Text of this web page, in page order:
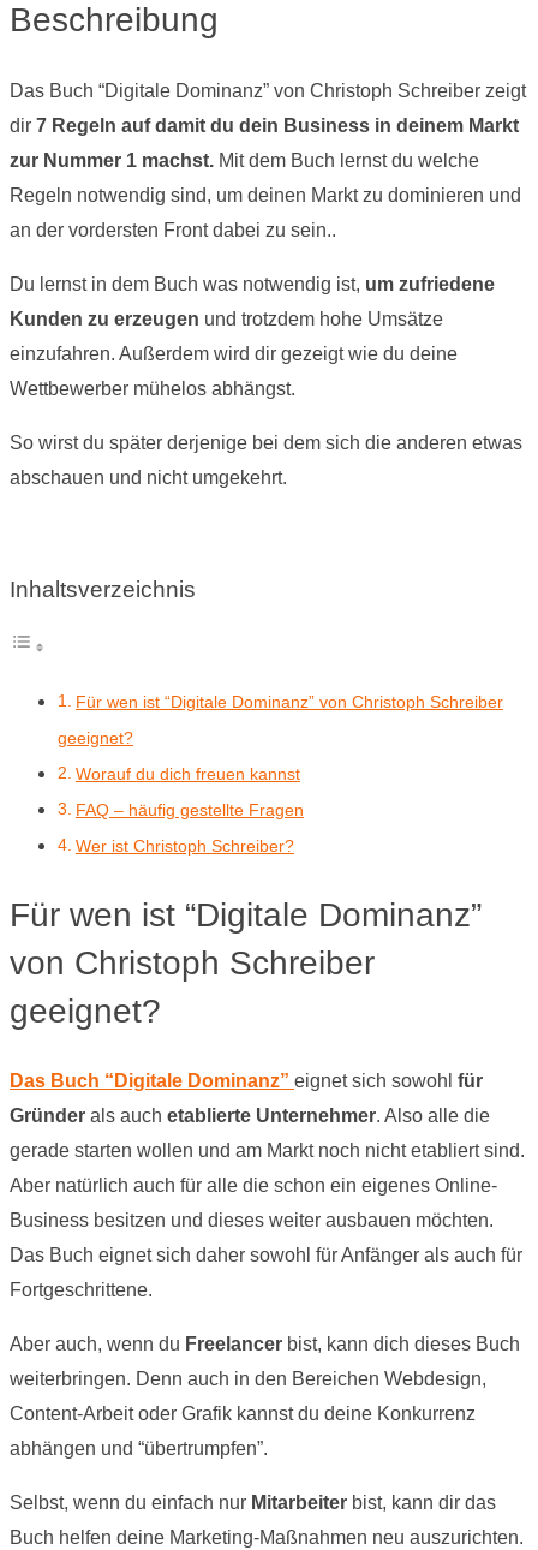
Beschreibung
Das Buch “Digitale Dominanz” von Christoph Schreiber zeigt
dir 7 Regeln auf damit du dein Business in deinem Markt
zur Nummer 1 machst. Mit dem Buch lernst du welche
Regeln notwendig sind, um deinen Markt zu dominieren und
an der vordersten Front dabei zu sein..
Du lernst in dem Buch was notwendig ist, um zufriedene
Kunden zu erzeugen und trotzdem hohe Umsätze
einzufahren. Außerdem wird dir gezeigt wie du deine
Wettbewerber mühelos abhängst.
So wirst du später derjenige bei dem sich die anderen etwas
abschauen und nicht umgekehrt.
Inhaltsverzeichnis
Für wen ist “Digitale Dominanz” von Christoph Schreiber
geeignet?
Worauf du dich freuen kannst
FAQ – häufig gestellte Fragen
Wer ist Christoph Schreiber?
Für wen ist “Digitale Dominanz”
von Christoph Schreiber
geeignet?
Das Buch “Digitale Dominanz” eignet sich sowohl für
Gründer als auch etablierte Unternehmer. Also alle die
gerade starten wollen und am Markt noch nicht etabliert sind.
Aber natürlich auch für alle die schon ein eigenes Online-
Business besitzen und dieses weiter ausbauen möchten.
Das Buch eignet sich daher sowohl für Anfänger als auch für
Fortgeschrittene.
Aber auch, wenn du Freelancer bist, kann dich dieses Buch
weiterbringen. Denn auch in den Bereichen Webdesign,
Content-Arbeit oder Grafik kannst du deine Konkurrenz
abhängen und “übertrumpfen”.
Selbst, wenn du einfach nur Mitarbeiter bist, kann dir das
Buch helfen deine Marketing-Maßnahmen neu auszurichten.